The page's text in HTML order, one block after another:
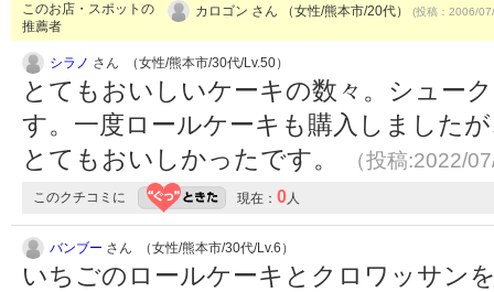
このお店・スポットの
推薦者
カロゴン さん （女性/熊本市/20代） (投稿：2006/
シラノ さん （女性/熊本市/30代/Lv.50）
とてもおいしいケーキの数々。シュー
す。一度ロールケーキも購入しました
とてもおいしかったです。
（投稿:2022/
このクチコミに 現在： 0人
バンブー さん （女性/熊本市/30代/Lv.6）
いちごのロールケーキとクロワッサン